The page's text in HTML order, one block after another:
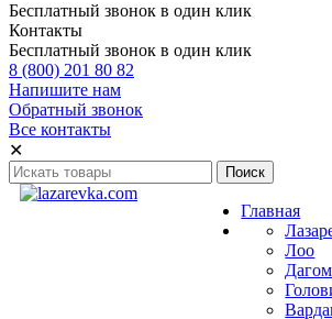
Бесплатный звонок в один клик
Контакты
Бесплатный звонок в один клик
8 (800) 201 80 82
Напишите нам
Обратный звонок
Все контакты
✕
Главная
Лоо